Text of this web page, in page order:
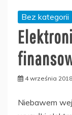
Bez kategorii
4 września 2018
Niebawem